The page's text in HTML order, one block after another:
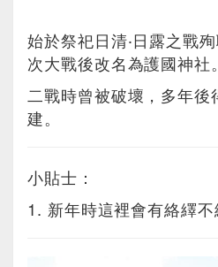
始於祭祀日清‧日露之戰
次大戰後改名為護國神社。
二戰時曾被破壞，多年
建。
小貼士：
1. 新年時這裡會有絡繹